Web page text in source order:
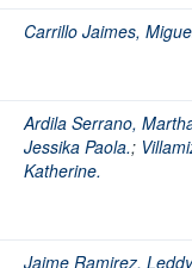
Carrillo Jaimes,
Ardila Serrano,
Jessika Paola.;
Katherine.
Jaime Ramirez,